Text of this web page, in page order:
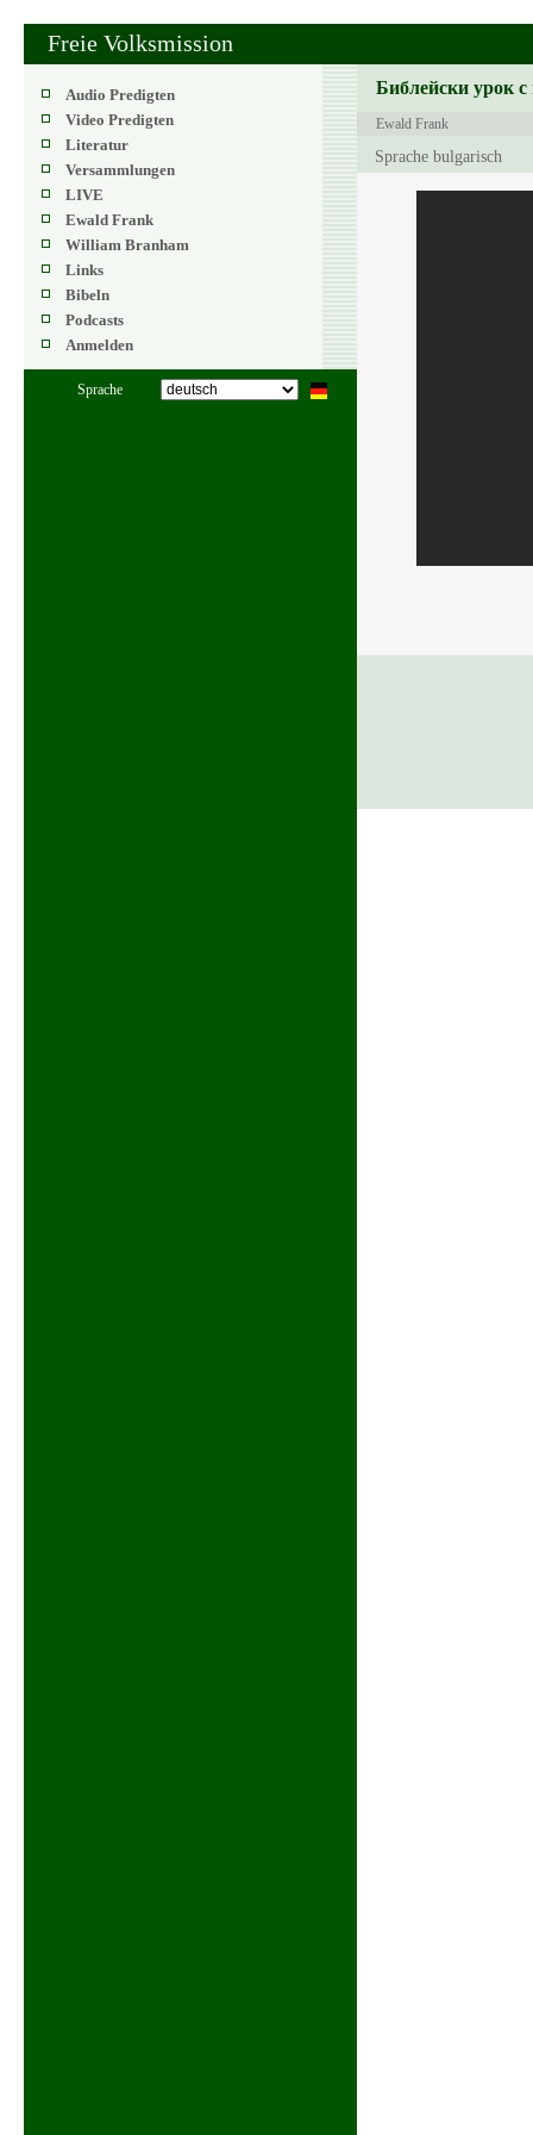
Freie Volksmission
Audio Predigten
Video Predigten
Literatur
Versammlungen
LIVE
Ewald Frank
William Branham
Links
Bibeln
Podcasts
Anmelden
Sprache
Библейски урок
Ewald Frank
Sprache bulgarisch